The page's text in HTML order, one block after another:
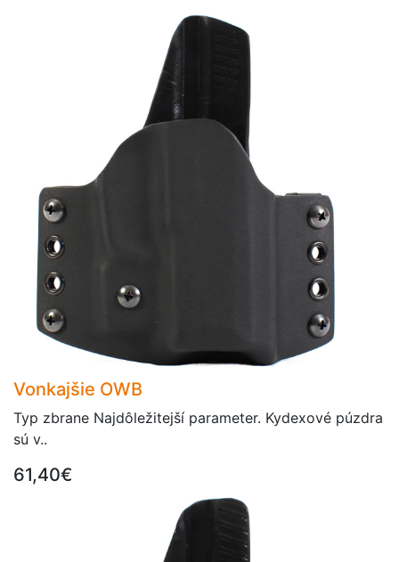
Vonkajšie OWB
Typ zbrane Najdôležitejší parameter. Kydexové púzdra
sú v..
61,40€